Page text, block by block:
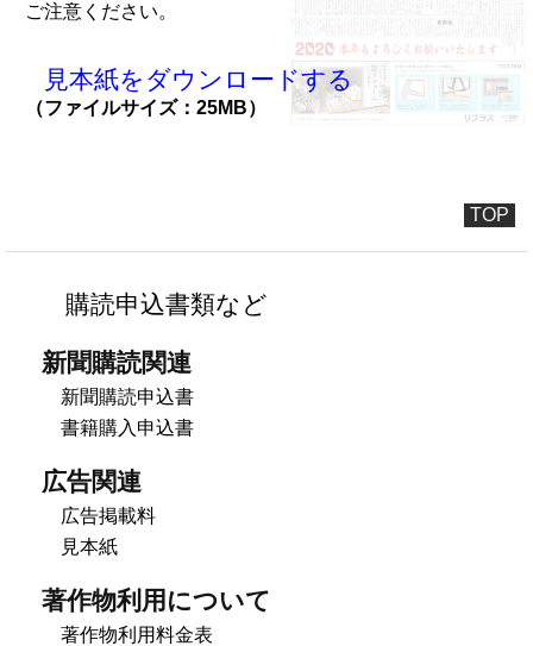
ご注意ください。
見本紙をダウンロードする
（ファイルサイズ：25MB）
TOP
購読申込書類など
新聞購読関連
新聞購読申込書
書籍購入申込書
広告関連
広告掲載料
見本紙
著作物利用について
著作物利用料金表